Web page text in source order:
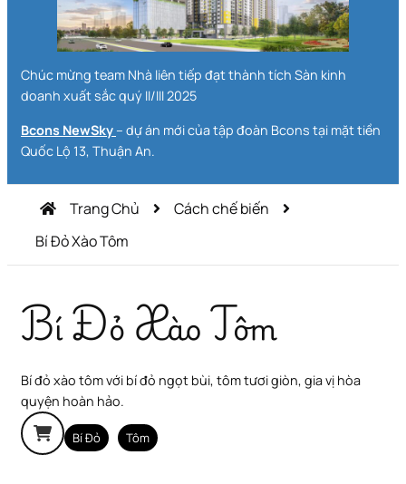
Chúc mừng team Nhà liên tiếp đạt thành tích Sàn kinh
doanh xuất sắc quý II/III 2025
Bcons NewSky– dự án mới của tập đoàn Bcons tại mặt tiền
Quốc Lộ 13, Thuận An.
Trang Chủ
Cách chế biến
Bí Đỏ Xào Tôm
Bí Đỏ Xào Tôm
Bí đỏ xào tôm với bí đỏ ngọt bùi, tôm tươi giòn, gia vị hòa
quyện hoàn hảo.
Bí Đỏ Tôm